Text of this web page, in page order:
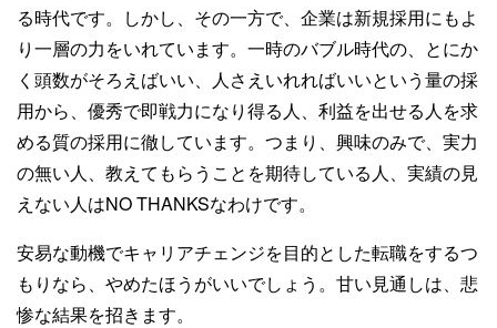
る時代です。しかし、その一方で、企業は新規採用にもよ
り一層の力をいれています。一時のバブル時代の、とにか
く頭数がそろえばいい、人さえいれればいいという量の採
用から、優秀で即戦力になり得る人、利益を出せる人を求
める質の採用に徹しています。つまり、興味のみで、実力
の無い人、教えてもらうことを期待している人、実績の見
えない人はNO THANKSなわけです。
安易な動機でキャリアチェンジを目的とした転職をするつ
もりなら、やめたほうがいいでしょう。甘い見通しは、悲
惨な結果を招きます。